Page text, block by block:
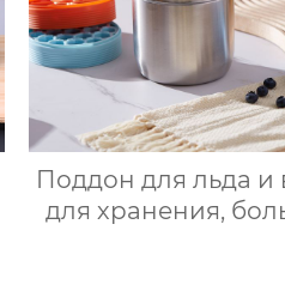
Поддон для льда и
для хранения,